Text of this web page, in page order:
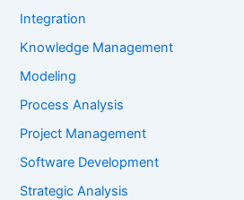
Integration
Knowledge Management
Modeling
Process Analysis
Project Management
Software Development
Strategic Analysis